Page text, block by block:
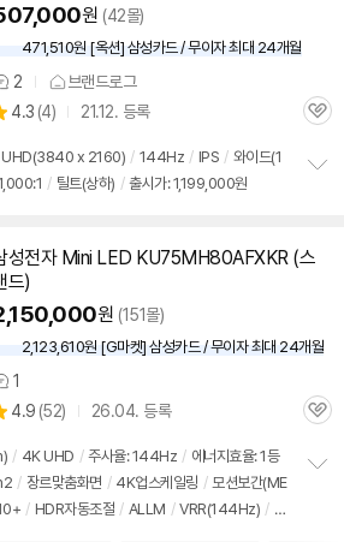
원 (42몰)
471,510원 [옥션] 삼성카드 / 무이자 최대 24개월
2 브랜드로그
4.3 (상
리
뷰
4) 21.12. 등록
관
x 2160) / 144Hz / IPS / 와이드(1
/ 틸트(상하) / 출시가: 1,199,000원
성전자 Mini LED KU75MH80AFXKR (스
드)
원 (151몰)
2,123,610원 [G마켓] 삼성카드 / 무이자 최대 24개월
1
4.9 (상
리
뷰
52) 26.04. 등록
관
/ 4K UHD / 주사율: 144Hz / 에너지효율: 1등
/ 장르맞춤화면 / 4K업스케일링 / 모션보간(ME
/ HDR자동조절 / ALLM / VRR(144Hz) / H